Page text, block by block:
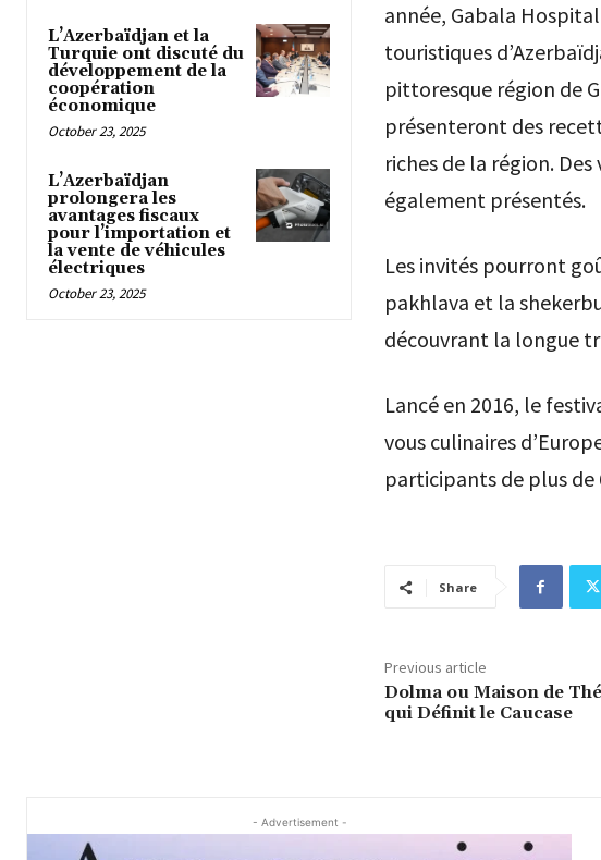
L’Azerbaïdjan et la
Turquie ont discuté du
développement de la
coopération
économique
October 23, 2025
L’Azerbaïdjan
prolongera les
avantages fiscaux
pour l’importation et
la vente de véhicules
électriques
October 23, 2025
année, Gabala
touristiques
pittoresque région de
présenteront des
riches de la région.
également présentés.
Les invités pourront
pakhlava et la
découvrant la longue
Lancé en 2016, le
vous culinaires
participants de plus de
Share
Previous article
Dolma ou Maison de
qui Définit le Caucase
- Advertisement -